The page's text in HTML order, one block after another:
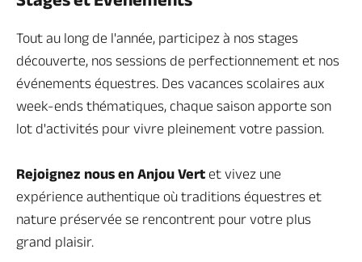
Tout au long de l'année, participez à nos stages
découverte, nos sessions de perfectionnement et nos
événements équestres. Des vacances scolaires aux
week-ends thématiques, chaque saison apporte son
lot d'activités pour vivre pleinement votre passion.
Rejoignez nous en Anjou Vert et vivez une
expérience authentique où traditions équestres et
nature préservée se rencontrent pour votre plus
grand plaisir.